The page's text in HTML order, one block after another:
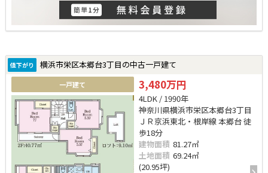
値下がり 横浜市栄区本郷台3丁目の中古一戸建て
一戸建て 3,480万円
4LDK / 1990年
神奈川県横浜市栄区本郷台3丁目
ＪＲ京浜東北・根岸線 本郷台 徒
歩18分
建物面積 81.27㎡
土地面積 69.24㎡
(20.95坪)